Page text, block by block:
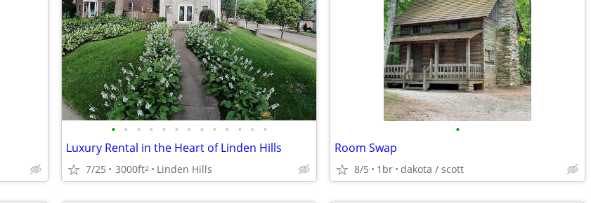
• • • • • • • • • • • • •
Luxury Rental in the Heart of Linden Hills
7/25 3000ft2 Linden Hills
•
Room Swap
8/5 1br dakota / scott